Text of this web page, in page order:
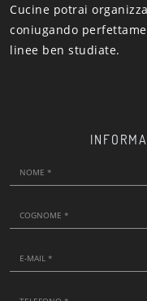
Cucine potrai
coniugando
linee ben studiate.